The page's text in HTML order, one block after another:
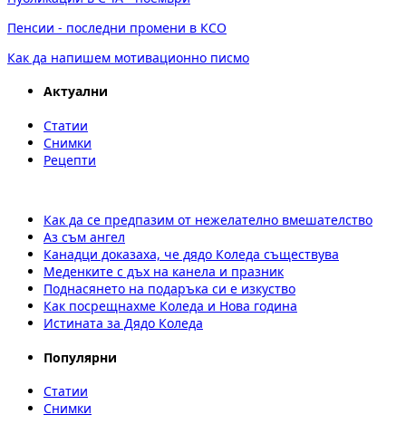
Пенсии - последни промени в КСО
Как да напишем мотивационно писмо
Актуални
Статии
Снимки
Рецепти
Как да се предпазим от нежелателно вмешателство
Аз съм ангел
Канадци доказаха, че дядо Коледа съществува
Меденките с дъх на канела и празник
Поднасянето на подаръка си е изкуство
Как посрещнахме Коледа и Нова година
Истината за Дядо Коледа
Популярни
Статии
Снимки